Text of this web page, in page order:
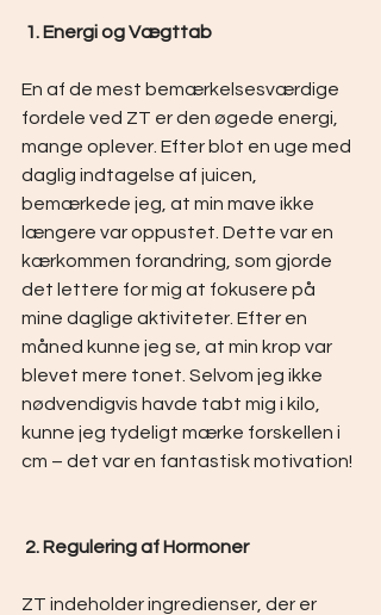
1. Energi og Vægttab
En af de mest bemærkelsesværdige
fordele ved ZT er den øgede energi,
mange oplever. Efter blot en uge med
daglig indtagelse af juicen,
bemærkede jeg, at min mave ikke
længere var oppustet. Dette var en
kærkommen forandring, som gjorde
det lettere for mig at fokusere på
mine daglige aktiviteter. Efter en
måned kunne jeg se, at min krop var
blevet mere tonet. Selvom jeg ikke
nødvendigvis havde tabt mig i kilo,
kunne jeg tydeligt mærke forskellen i
cm – det var en fantastisk motivation!
2. Regulering af Hormoner
ZT indeholder ingredienser, der er